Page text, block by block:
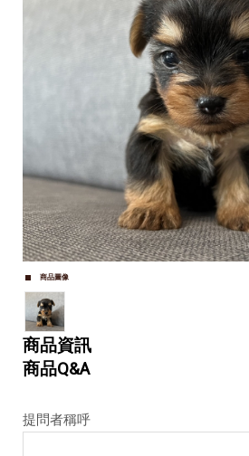
商品圖像
商品資訊
商品Q&A
提問者稱呼